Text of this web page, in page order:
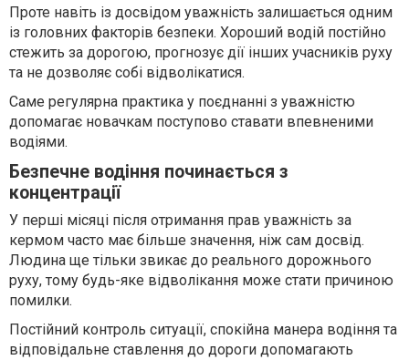
Проте навіть із досвідом уважність залишається одним
із головних факторів безпеки. Хороший водій постійно
стежить за дорогою, прогнозує дії інших учасників руху
та не дозволяє собі відволікатися.
Саме регулярна практика у поєднанні з уважністю
допомагає новачкам поступово ставати впевненими
водіями.
Безпечне водіння починається з
концентрації
У перші місяці після отримання прав уважність за
кермом часто має більше значення, ніж сам досвід.
Людина ще тільки звикає до реального дорожнього
руху, тому будь-яке відволікання може стати причиною
помилки.
Постійний контроль ситуації, спокійна манера водіння та
відповідальне ставлення до дороги допомагають